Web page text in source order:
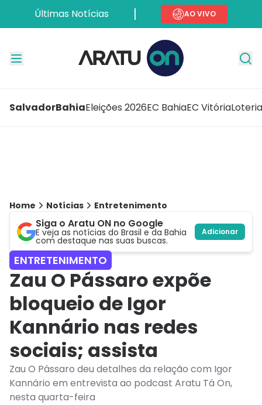
Últimas Notícias AO VIVO
SalvadorBahiaEleições 2026EC BahiaEC Vitória
Home Notícias Entretenimento
Siga o Aratu ON no Google
E veja as notícias do Brasil e da Bahia
com destaque nas suas buscas.
Adicionar
ENTRETENIMENTO
Zau O Pássaro expõe
bloqueio de Igor
Kannário nas redes
sociais; assista
Zau O Pássaro deu detalhes da relação com Igor
Kannário em entrevista ao podcast Aratu Tá On,
nesta quarta-feira